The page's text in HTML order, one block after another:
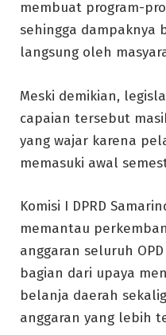
membuat program-
sehingga dampaknya
langsung oleh
Meski demikian,
capaian tersebut
yang wajar karena
memasuki awal
Komisi I DPRD
memantau
anggaran seluruh
bagian dari upaya
belanja daerah
anggaran yang lebih